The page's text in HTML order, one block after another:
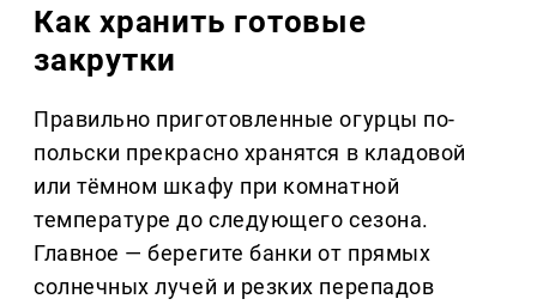
Как хранить готовые
закрутки
Правильно приготовленные огурцы по-
польски прекрасно хранятся в кладовой
или тёмном шкафу при комнатной
температуре до следующего сезона.
Главное — берегите банки от прямых
солнечных лучей и резких перепадов